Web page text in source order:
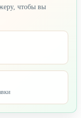
чтобы вы